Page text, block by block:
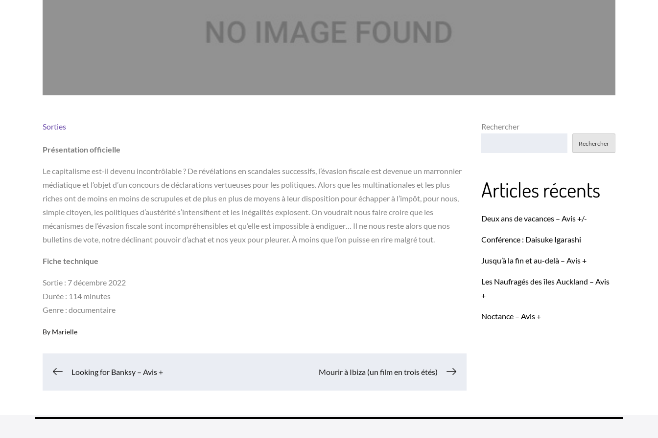
Sorties
Présentation officielle
Le capitalisme est-il devenu incontrôlable ? De révélations en scandales successifs, l’évasion fiscale est devenue un marronnier
médiatique et l’objet d’un concours de déclarations vertueuses pour les politiques. Alors que les multinationales et les plus
riches ont de moins en moins de scrupules et de plus en plus de moyens à leur disposition pour échapper à l’impôt, pour nous,
simple citoyen, les politiques d’austérité s’intensifient et les inégalités explosent. On voudrait nous faire croire que les
mécanismes de l’évasion fiscale sont incompréhensibles et qu’elle est impossible à endiguer… Il ne nous reste alors que nos
bulletins de vote, notre déclinant pouvoir d’achat et nos yeux pour pleurer. À moins que l’on puisse en rire malgré tout.
Fiche technique
Sortie : 7 décembre 2022
Durée : 114 minutes
Genre : documentaire
By Marielle
Navigation
Looking for Banksy – Avis + Mourir à Ibiza (un film en trois étés)
Rechercher
Rechercher
Articles récents
Deux ans de vacances – Avis +/-
Conférence : Daisuke Igarashi
Jusqu’à la fin et au-delà – Avis +
Les Naufragés des îles Auckland – Avis
+
Noctance – Avis +